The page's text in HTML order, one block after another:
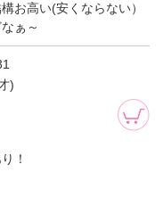
お高い(安くならない）
ぁ～
)
！